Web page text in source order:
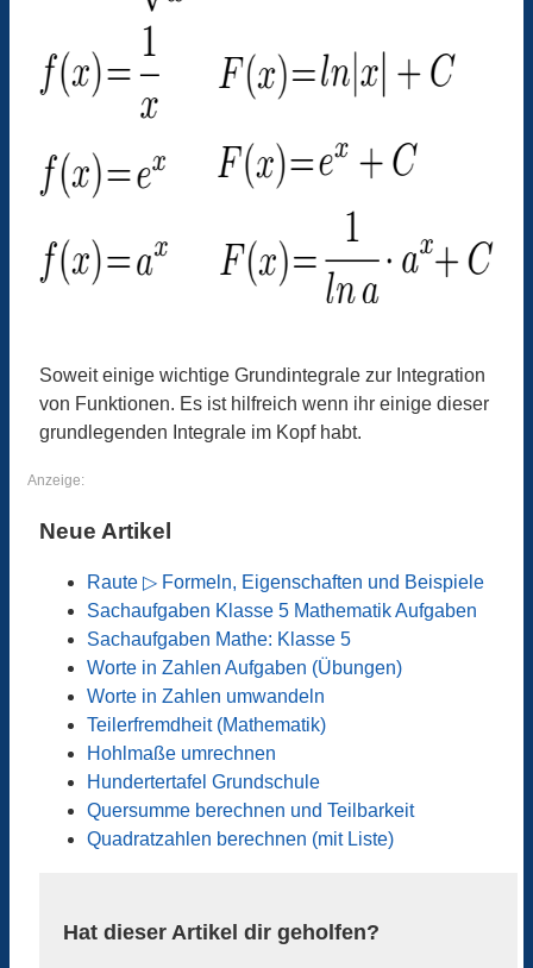
Soweit einige wichtige Grundintegrale zur Integration
von Funktionen. Es ist hilfreich wenn ihr einige dieser
grundlegenden Integrale im Kopf habt.
Anzeige:
Neue Artikel
Raute ▷ Formeln, Eigenschaften und Beispiele
Sachaufgaben Klasse 5 Mathematik Aufgaben
Sachaufgaben Mathe: Klasse 5
Worte in Zahlen Aufgaben (Übungen)
Worte in Zahlen umwandeln
Teilerfremdheit (Mathematik)
Hohlmaße umrechnen
Hundertertafel Grundschule
Quersumme berechnen und Teilbarkeit
Quadratzahlen berechnen (mit Liste)
Hat dieser Artikel dir geholfen?